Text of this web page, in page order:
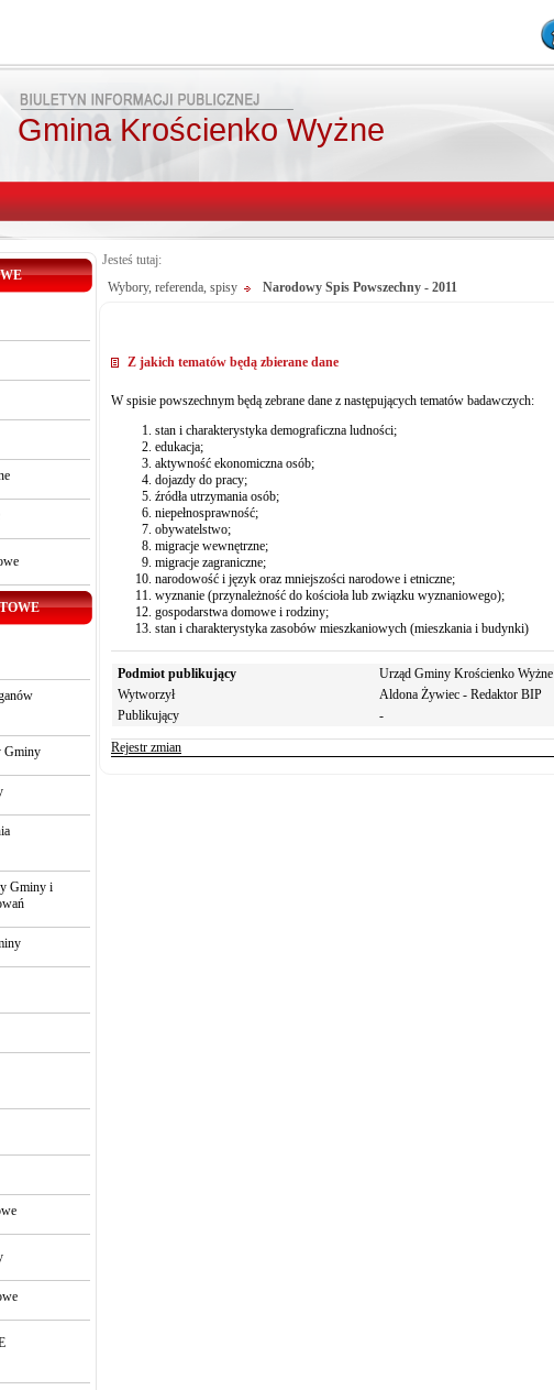
Gmina Krościenko Wyżne
Gminy
Gminy i
Jesteś tutaj:
Wybory, referenda, spisy
Narodowy Spis Powszechny - 2011
Z jakich tematów będą zbierane dane
W spisie powszechnym będą zebrane dane z następujących tematów badawczych:
stan i charakterystyka demograficzna ludności;
edukacja;
aktywność ekonomiczna osób;
dojazdy do pracy;
źródła utrzymania osób;
niepełnosprawność;
obywatelstwo;
migracje wewnętrzne;
migracje zagraniczne;
narodowość i język oraz mniejszości narodowe i etniczne;
wyznanie (przynależność do kościoła lub związku wyznaniowego);
gospodarstwa domowe i rodziny;
stan i charakterystyka zasobów mieszkaniowych (mieszkania i budynki)
Podmiot publikujący
Urząd Gminy Krościenko Wyżne
Wytworzył
Aldona Żywiec - Redaktor BIP
Publikujący
-
Rejestr zmian